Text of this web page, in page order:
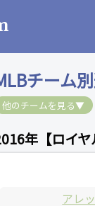
チーム
他のチームを見る▼
年【ロイ
アレ